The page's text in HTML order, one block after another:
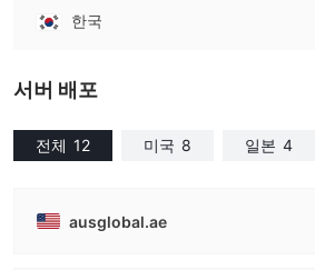
한국
서버 배포
전체 12 미국 8 일본 4
ausglobal.ae